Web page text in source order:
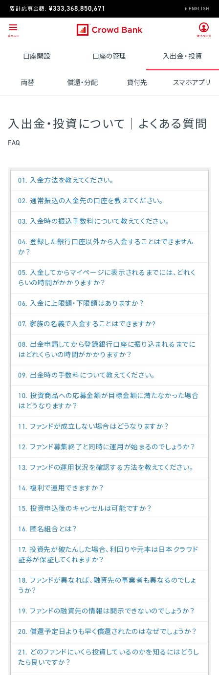
累計応募金額: ¥333,368,850,671 ENGLISH
口座開設 口座の管理 入出金・投資
両替 償還・分配 貸付先 スマホアプリ
入出金・投資について｜よくある質問
FAQ
01. 入金方法を教えてください。
02. 通常振込の入金先の口座を教えてください。
03. 入金時の振込手数料について教えてください。
04. 登録した銀行口座以外から入金することはできません
か？
05. 入金してからマイページに表示されるまでには、どれく
らいの時間がかかりますか？
06. 入金に上限額・下限額はありますか？
07. 家族の名義で入金することはできますか?
08. 出金申請してから登録銀行口座に振り込まれるまでに
はどれくらいの時間がかかりますか？
09. 出金時の手数料について教えてください。
10. 投資商品への応募金額が目標金額に満たなかった場合
はどうなりますか？
11. ファンドが成立しない場合はどうなりますか？
12. ファンド募集終了と同時に運用が始まるのでしょうか？
13. ファンドの運用状況を確認する方法を教えてください。
14. 複利で運用できますか？
15. 投資申込後のキャンセルは可能ですか？
16. 匿名組合とは？
17. 投資先が破たんした場合、利回りや元本は日本クラウド
証券が保証してくれますか？
18. ファンドが異なれば、融資先の事業者も異なるのでしょ
うか？
19. ファンドの融資先の情報は開示できないのでしょうか？
20. 償還予定日よりも早く償還されたのはなぜでしょうか？
21. どのファンドにいくら投資しているのかを知るにはどうし
たら良いですか？